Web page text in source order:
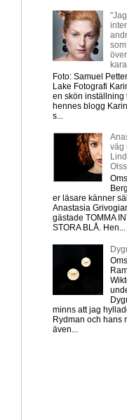
Foto: Samuel
Lake Fotografi
en skön inställning
hennes blogg
s...
väg
er läsare känner
Anastasia
gästade TOMMA
STORA BLÅ. Hen...
minns att jag
Rydman och hans
även...